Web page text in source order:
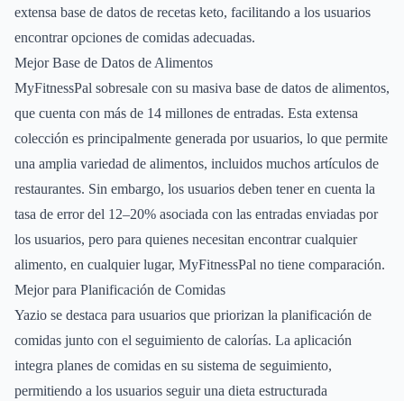
extensa base de datos de recetas keto, facilitando a los usuarios
encontrar opciones de comidas adecuadas.
Mejor Base de Datos de Alimentos
MyFitnessPal sobresale con su masiva base de datos de alimentos,
que cuenta con más de 14 millones de entradas. Esta extensa
colección es principalmente generada por usuarios, lo que permite
una amplia variedad de alimentos, incluidos muchos artículos de
restaurantes. Sin embargo, los usuarios deben tener en cuenta la
tasa de error del 12–20% asociada con las entradas enviadas por
los usuarios, pero para quienes necesitan encontrar cualquier
alimento, en cualquier lugar, MyFitnessPal no tiene comparación.
Mejor para Planificación de Comidas
Yazio se destaca para usuarios que priorizan la planificación de
comidas junto con el seguimiento de calorías. La aplicación
integra planes de comidas en su sistema de seguimiento,
permitiendo a los usuarios seguir una dieta estructurada